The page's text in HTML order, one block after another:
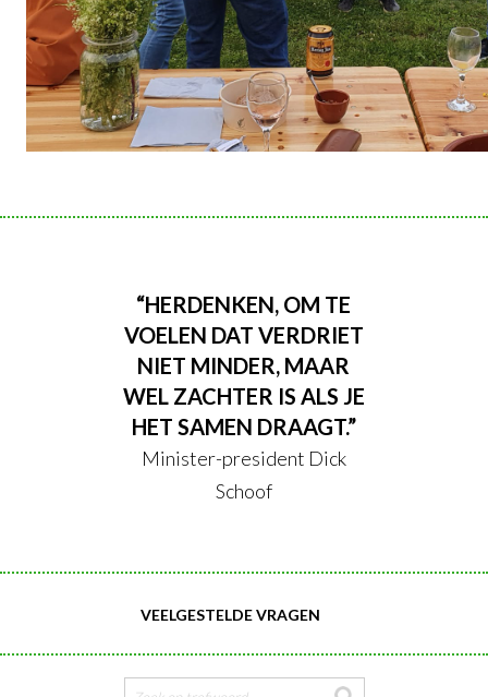
“HERDENKEN, OM TE
VOELEN DAT VERDRIET
NIET MINDER, MAAR
WEL ZACHTER IS ALS JE
HET SAMEN DRAAGT.”
Minister-president Dick
Schoof
VEELGESTELDE VRAGEN